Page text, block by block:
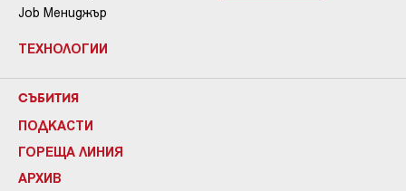
Job Мениджър
ТЕХНОЛОГИИ
СЪБИТИЯ
ПОДКАСТИ
ГОРЕЩА ЛИНИЯ
АРХИВ